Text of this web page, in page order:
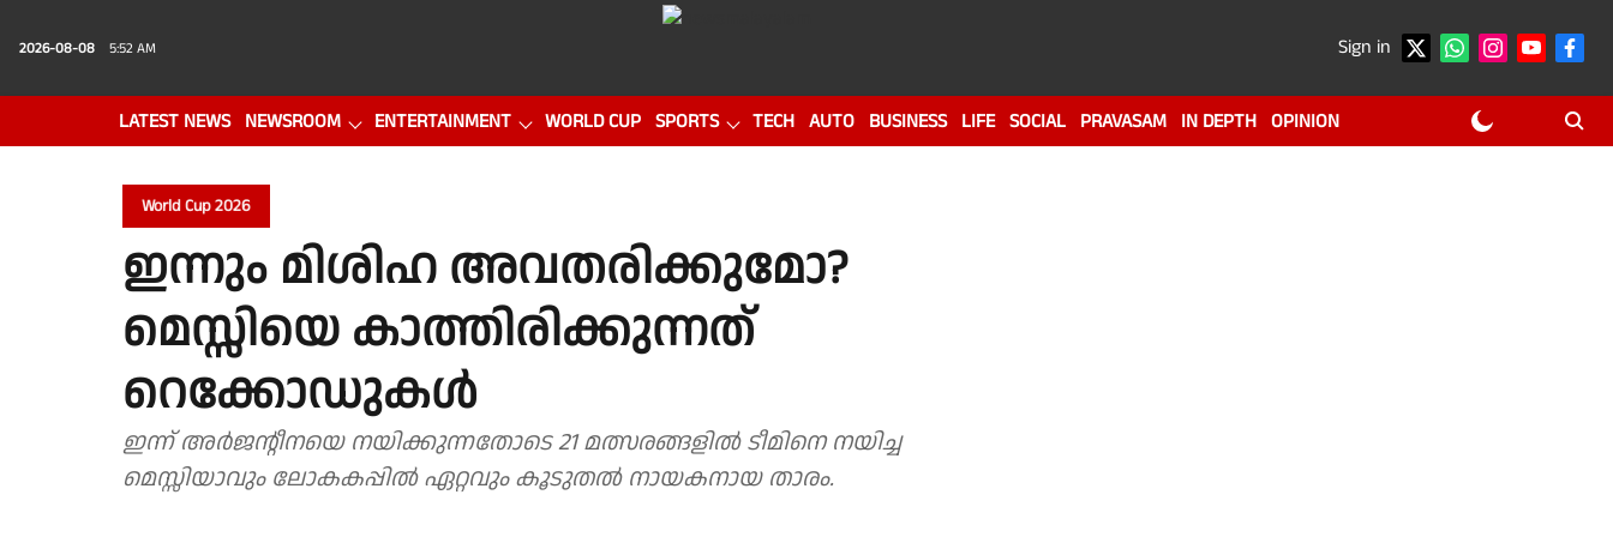
2026-08-08 5:52 AM Sign in
LATEST NEWS NEWSROOM ENTERTAINMENT WORLD CUP SPORTS TECH AUTO BUSINESS LIFE SOCIAL PRAVASAM IN DEPTH OPINION
World Cup 2026
ഇന്നും മിശിഹ അവതരിക്കുമോ?
മെസ്സിയെ കാത്തിരിക്കുന്നത്
റെക്കോഡുകൾ
ഇന്ന് അർജൻ്റീനയെ നയിക്കുന്നതോടെ 21 മത്സരങ്ങളിൽ ടീമിനെ നയിച്ച
മെസ്സിയാവും ലോകകപ്പിൽ ഏറ്റവും കൂടുതൽ നായകനായ താരം.